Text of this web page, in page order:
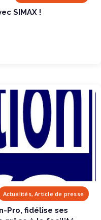
SIMAX !
Actualités, Article de presse
Pro, fidélise ses